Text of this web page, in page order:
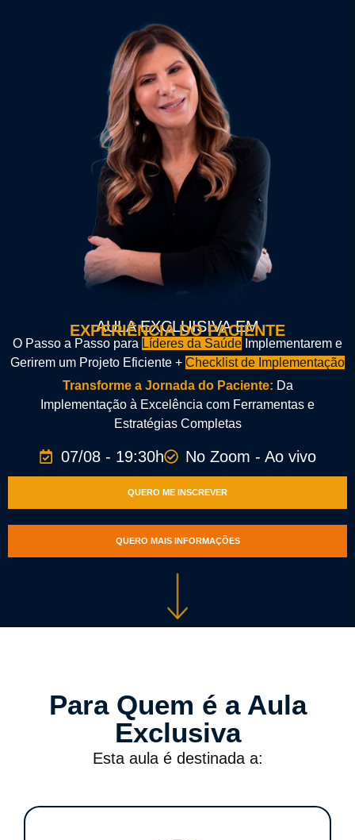
AULA EXCLUISIVA EM
EXPERIÊNCIA DO PACIENTE
O Passo a Passo para Líderes da Saúde Implementarem e
Gerirem um Projeto Eficiente + Checklist de Implementação
Transforme a Jornada do Paciente: Da
Implementação à Excelência com Ferramentas e
Estratégias Completas
07/08 - 19:30h No Zoom - Ao vivo
QUERO ME INSCREVER
QUERO MAIS INFORMAÇÕES
Para Quem é a Aula
Exclusiva
Esta aula é destinada a: